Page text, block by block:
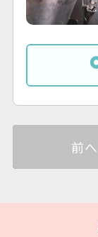
前へ